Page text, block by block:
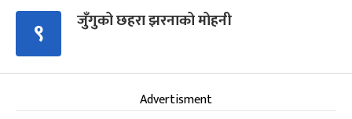
९ जुँगुको छहरा झरनाको मोहनी
Advertisment